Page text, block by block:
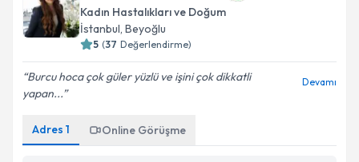
Kadın Hastalıkları ve Doğum
İstanbul, Beyoğlu
5 (37 Değerlendirme)
Burcu hoca çok güler yüzlü ve işini çok dikkatli
yapan...
Devamı
Adres 1 Online Görüşme